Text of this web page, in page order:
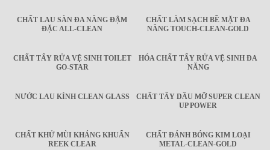
CHẤT LAU SÀN ĐA NĂNG ĐẬM
ĐẶC ALL-CLEAN
CHẤT LÀM SẠCH BỀ MẶT ĐA
NĂNG TOUCH-CLEAN-GOLD
CHẤT TẨY RỬA VỆ SINH TOILET
GO-STAR
HÓA CHẤT TẨY RỬA VỆ SINH ĐA
NĂNG
NƯỚC LAU KÍNH CLEAN GLASS
CHẤT TẨY DẦU MỠ SUPER CLEAN
UP POWER
CHẤT KHỬ MÙI KHÁNG KHUẨN
REEK CLEAR
CHẤT ĐÁNH BÓNG KIM LOẠI
METAL-CLEAN-GOLD